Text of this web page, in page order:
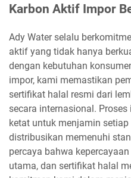
Karbon Aktif Impor
Ady Water selalu
aktif yang tidak hanya
dengan kebutuhan
impor, kami memastikan
sertifikat halal resmi dari
secara internasional.
ketat untuk menjamin
distribusikan memenuhi
percaya bahwa
utama, dan sertifikat halal